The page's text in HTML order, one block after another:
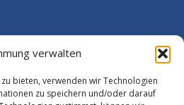
verwalten
bieten, verwenden wir Technologien
zu speichern und/oder darauf